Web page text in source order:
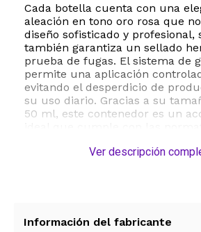
Cada botella cuenta con una
aleación en tono oro rosa que
diseño sofisticado y profesional,
también garantiza un sellado
prueba de fugas. El sistema de
permite una aplicación
evitando el desperdicio de
su uso diario. Gracias a su
50 ml, este contenedor es un
rutina de cuidado facial y
opción ecológica y económica
Ver descripción
Información del fabricante